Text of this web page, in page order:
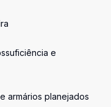
e
armários planejados